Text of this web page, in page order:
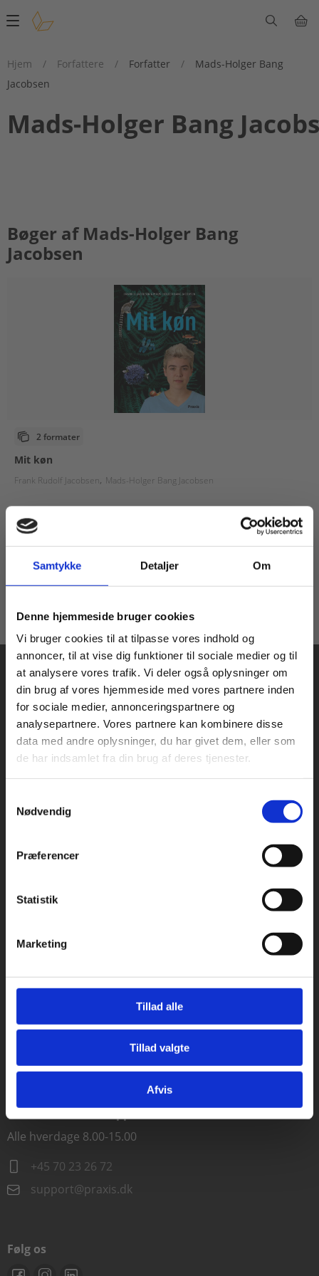
Samtykke Detaljer Om
Denne hjemmeside bruger cookies
Vi bruger cookies til at tilpasse vores indhold og
annoncer, til at vise dig funktioner til sociale medier og til
at analysere vores trafik. Vi deler også oplysninger om
din brug af vores hjemmeside med vores partnere inden
for sociale medier, annonceringspartnere og
analysepartnere. Vores partnere kan kombinere disse
data med andre oplysninger, du har givet dem, eller som
de har indsamlet fra din brug af deres tjenester.
Nødvendig
Præferencer
Statistik
Marketing
Tillad alle
Tillad valgte
Afvis
Main
Hjem
/ Forfattere / Forfatter /
Mads-Holger Bang
Jacobsen
Mads-Holger Bang
Bøger af Mads-Holger Bang
Jacobsen
2 formater
Mit køn
Frank Rudolf Jacobsen Mads-Holger Bang Jacobsen
Fra
Praxis Forlag A/S
CVR 41280921
Vognmagergade 7, 5. sal
Odense
6230 Rødekro
Kontakt kundeservice
info@praxis.dk
Kontakt teknisk support
Alle hverdage 8.00-15.00
+45 70 23 26 72
support@praxis.dk
Følg os
Køb læremidler og find masterclasses mm.
Fortsæt som:
For privatkunder og
studerende. Du får
vist priser inkl.
For institutioner og
virksomheder. Du
får vist priser ekskl.
Gå til praxisOnline